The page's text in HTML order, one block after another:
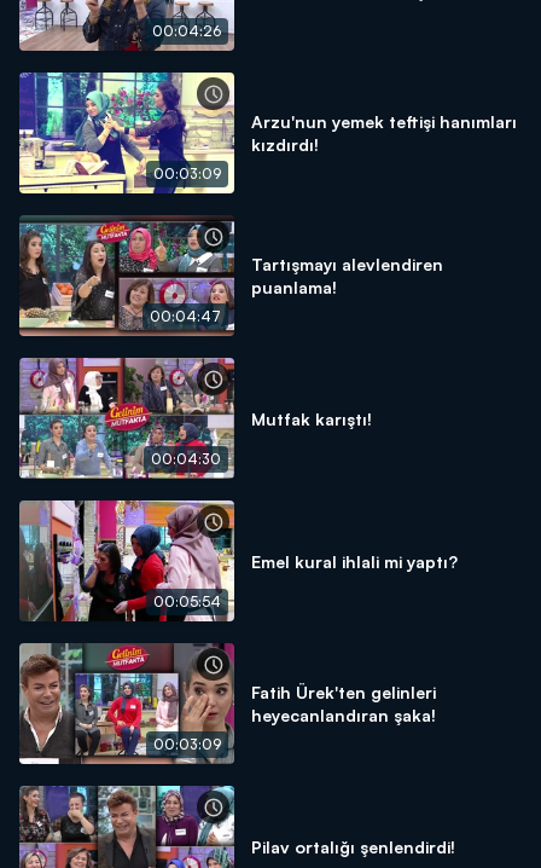
00:04:26
00:03:09
Arzu'nun yemek teftişi hanımları
kızdırdı!
00:04:47
Tartışmayı alevlendiren
puanlama!
00:04:30
Mutfak karıştı!
00:05:54
Emel kural ihlali mi yaptı?
00:03:09
Fatih Ürek'ten gelinleri
heyecanlandıran şaka!
Pilav ortalığı şenlendirdi!